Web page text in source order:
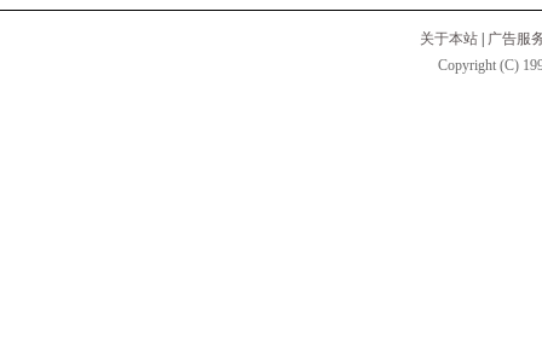
关于本站
广告服
Copyright (C)